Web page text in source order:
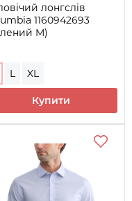
лонгслів
1160942693
M)
L XL
Купити